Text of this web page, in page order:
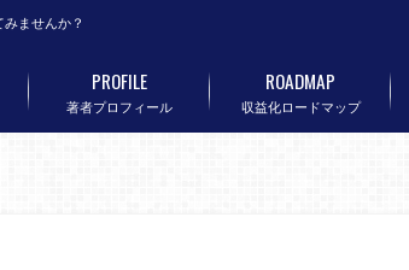
ませんか？
著者プロフィール
PROFILE
収益化ロードマップ
ROADMAP